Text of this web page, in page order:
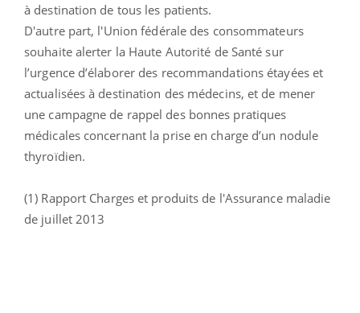
à destination de tous les patients.
D'autre part, l'Union fédérale des consommateurs
souhaite alerter la Haute Autorité de Santé sur
l’urgence d’élaborer des recommandations étayées et
actualisées à destination des médecins, et de mener
une campagne de rappel des bonnes pratiques
médicales concernant la prise en charge d’un nodule
thyroïdien.
(1) Rapport Charges et produits de l'Assurance maladie
de juillet 2013